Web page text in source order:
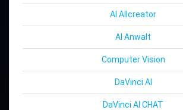
AI Allcreator
AI Anwalt
Computer Vision
DaVinci AI
DaVinci AI CHAT